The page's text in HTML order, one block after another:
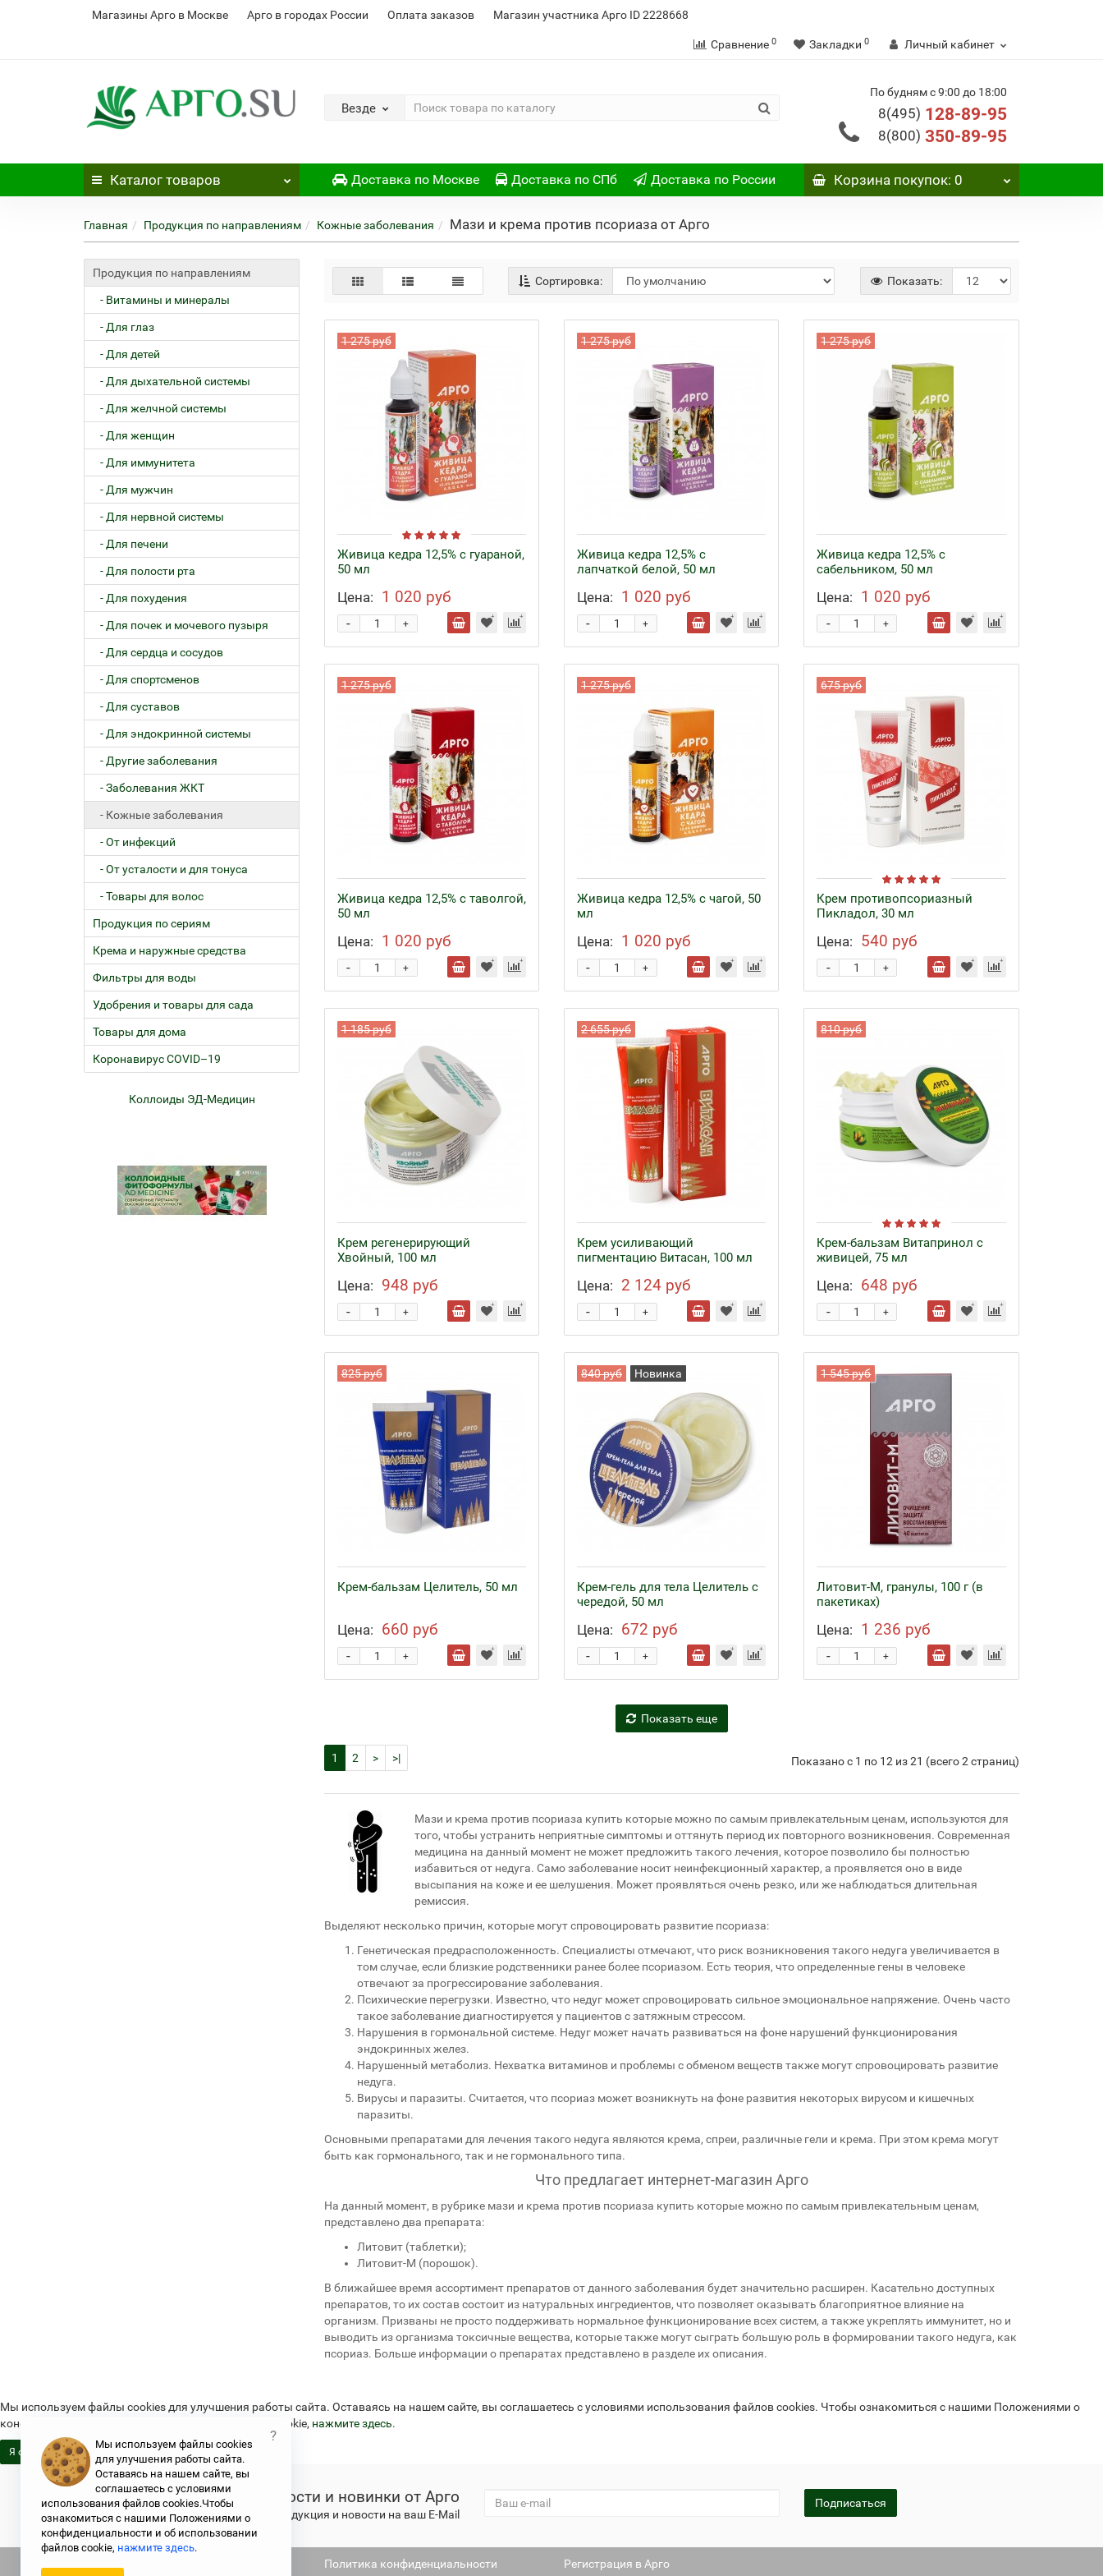
Магазины Арго в Москве Арго в городах России Оплата заказов Магазин участника Арго ID 2228668
Сравнение 0 Закладки 0 Личный кабинет
Везде
По будням с 9:00 до 18:00
8(495) 128-89-95
8(800) 350-89-95
Каталог товаров Доставка по Москве Доставка по СПб Доставка по России Корзинапокупок: 0
Главная Продукция по направлениям Кожные заболевания Мази и крема против псориаза от Арго
Продукция по направлениям
- Витамины и минералы
- Для глаз
- Для детей
- Для дыхательной системы
- Для желчной системы
- Для женщин
- Для иммунитета
- Для мужчин
- Для нервной системы
- Для печени
- Для полости рта
- Для похудения
- Для почек и мочевого пузыря
- Для сердца и сосудов
- Для спортсменов
- Для суставов
- Для эндокринной системы
- Другие заболевания
- Заболевания ЖКТ
- Кожные заболевания
- От инфекций
- От усталости и для тонуса
- Товары для волос
Продукция по сериям
Крема и наружные средства
Фильтры для воды
Удобрения и товары для сада
Товары для дома
Коронавирус COVID–19
Коллоиды ЭД-Медицин Железо с кофакторами Аппликаторы Ляпко Байкал ЭМ-1 и удобрения
Сортировка: Показать:
1 275 руб
Живица кедра 12,5% с гуараной,
50 мл
Цена: 1 020 руб
+
-
1 275 руб
Живица кедра 12,5% с
лапчаткой белой, 50 мл
Цена: 1 020 руб
+
-
1 275 руб
Живица кедра 12,5% с
сабельником, 50 мл
Цена: 1 020 руб
+
-
1 275 руб
Живица кедра 12,5% с таволгой,
50 мл
Цена: 1 020 руб
+
-
1 275 руб
Живица кедра 12,5% с чагой, 50
мл
Цена: 1 020 руб
+
-
675 руб
Крем противопсориазный
Пикладол, 30 мл
Цена: 540 руб
+
-
1 185 руб
Крем регенерирующий
Хвойный, 100 мл
Цена: 948 руб
+
-
2 655 руб
Крем усиливающий
пигментацию Витасан, 100 мл
Цена: 2 124 руб
+
-
810 руб
Крем-бальзам Витапринол с
живицей, 75 мл
Цена: 648 руб
+
-
825 руб
Крем-бальзам Целитель, 50 мл
Цена: 660 руб
+
-
840 руб Новинка
Крем-гель для тела Целитель с
чередой, 50 мл
Цена: 672 руб
+
-
1 545 руб
Литовит-М, гранулы, 100 г (в
пакетиках)
Цена: 1 236 руб
+
-
Показать еще
1 2 > >| Показано с 1 по 12 из 21 (всего 2 страниц)
Мази и крема против псориаза купить которые можно по самым привлекательным ценам, используются для
того, чтобы устранить неприятные симптомы и оттянуть период их повторного возникновения. Современная
медицина на данный момент не может предложить такого лечения, которое позволило бы полностью
избавиться от недуга. Само заболевание носит неинфекционный характер, а проявляется оно в виде
высыпания на коже и ее шелушения. Может проявляться очень резко, или же наблюдаться длительная
ремиссия.
Выделяют несколько причин, которые могут спровоцировать развитие псориаза:
Генетическая предрасположенность. Специалисты отмечают, что риск возникновения такого недуга увеличивается в
том случае, если близкие родственники ранее более псориазом. Есть теория, что определенные гены в человеке
отвечают за прогрессирование заболевания.
Психические перегрузки. Известно, что недуг может спровоцировать сильное эмоциональное напряжение. Очень часто
такое заболевание диагностируется у пациентов с затяжным стрессом.
Нарушения в гормональной системе. Недуг может начать развиваться на фоне нарушений функционирования
эндокринных желез.
Нарушенный метаболиз. Нехватка витаминов и проблемы с обменом веществ также могут спровоцировать развитие
недуга.
Вирусы и паразиты. Считается, что псориаз может возникнуть на фоне развития некоторых вирусом и кишечных
паразиты.
Основными препаратами для лечения такого недуга являются крема, спреи, различные гели и крема. При этом крема могут
быть как гормонального, так и не гормонального типа.
Что предлагает интернет-магазин Арго
На данный момент, в рубрике мази и крема против псориаза купить которые можно по самым привлекательным ценам,
представлено два препарата:
Литовит (таблетки);
Литовит-М (порошок).
В ближайшее время ассортимент препаратов от данного заболевания будет значительно расширен. Касательно доступных
препаратов, то их состав состоит из натуральных ингредиентов, что позволяет оказывать благоприятное влияние на
организм. Призваны не просто поддерживать нормальное функционирование всех систем, а также укреплять иммунитет, но и
выводить из организма токсичные вещества, которые также могут сыграть большую роль в формировании такого недуга, как
псориаз. Больше информации о препаратах представлено в разделе их описания.
Мы используем файлы cookies для улучшения работы сайта. Оставаясь на нашем сайте, вы соглашаетесь с условиями использования файлов cookies. Чтобы ознакомиться с нашими Положениями о
конфиденциальности и об использовании файлов cookie, нажмите здесь.
Я согласен
Новости и новинки от Арго
Свежая продукция и новости на ваш E-Mail
Подписаться
Политика конфиденциальности Регистрация в Арго
Мы используем файлы cookies
для улучшения работы сайта.
Оставаясь на нашем сайте, вы
соглашаетесь с условиями
использования файлов cookies.Чтобы
ознакомиться с нашими Положениями о
конфиденциальности и об использовании
файлов cookie, нажмите здесь.
?